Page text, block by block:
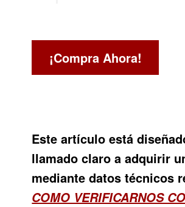
¡Compra Ahora!
Este artículo está
llamado claro a adquirir
mediante datos técnicos
COMO VERIFICARNOS